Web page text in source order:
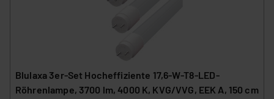
Blulaxa 3er-Set Hocheffiziente 17,6-W-T8-LED-
Röhrenlampe, 3700 lm, 4000 K, KVG/VVG, EEK A, 150 cm